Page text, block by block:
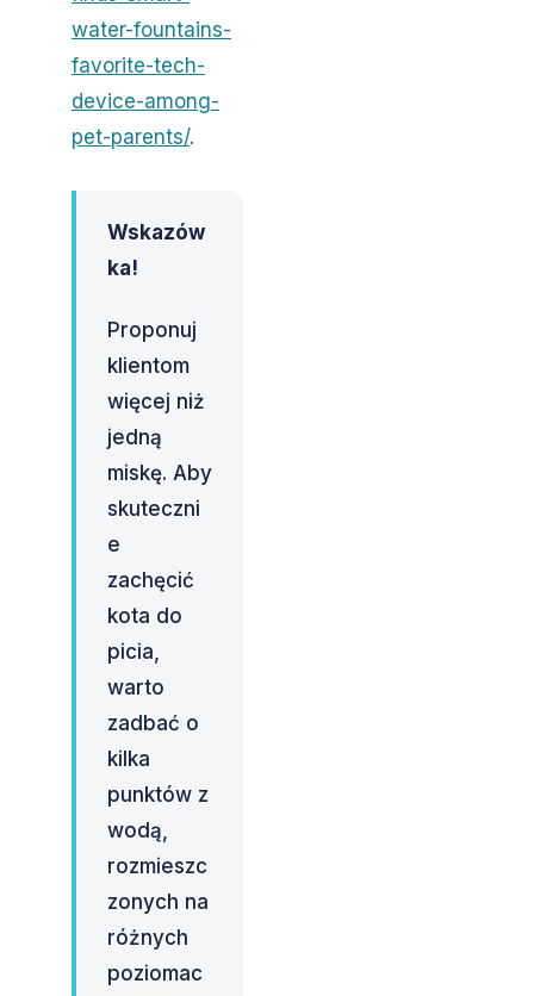
water-fountains-
favorite-tech-
device-among-
pet-parents/.
Wskazów
ka!
Proponuj
klientom
więcej niż
jedną
miskę. Aby
skuteczni
e
zachęcić
kota do
picia,
warto
zadbać o
kilka
punktów z
wodą,
rozmieszc
zonych na
różnych
poziomac